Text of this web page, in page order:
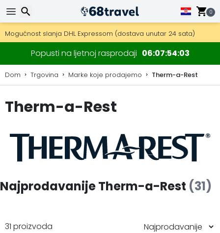
0
Besplatna dostava za narudžbe iznad 149 €.
Mogućnost slanja DHL Expressom (dostava unutar 24 sata)
30 dana za povrat, 90 dana za drvene karte i dekoracije.
Popusti na ljetnoj rasprodaji 06075402
Dom Trgovina Marke koje prodajemo Therm-a-Rest
Therm-a-Rest
Najprodavanije Therm-a-Rest (31)
31 proizvoda
Traži
Traži